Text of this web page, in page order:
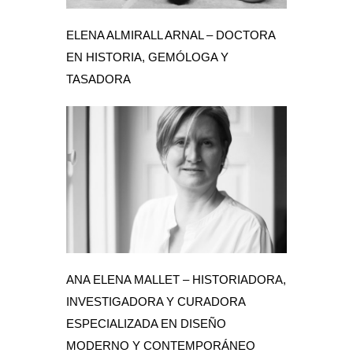
ELENA ALMIRALL ARNAL – DOCTORA
EN HISTORIA, GEMÓLOGA Y
TASADORA
ANA ELENA MALLET – HISTORIADORA,
INVESTIGADORA Y CURADORA
ESPECIALIZADA EN DISEÑO
MODERNO Y CONTEMPORÁNEO